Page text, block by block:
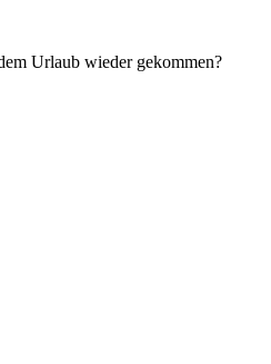
Urlaub wieder gekommen?